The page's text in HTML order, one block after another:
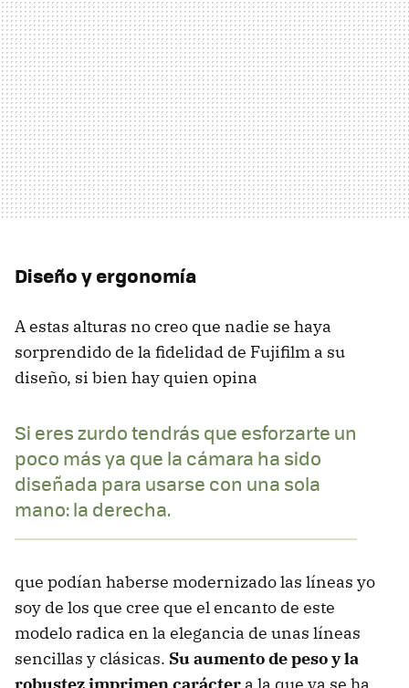
Diseño y ergonomía
A estas alturas no creo que nadie se haya
sorprendido de la fidelidad de Fujifilm a su
diseño, si bien hay quien opina
Si eres zurdo tendrás que esforzarte un
poco más ya que la cámara ha sido
diseñada para usarse con una sola
mano: la derecha.
que podían haberse modernizado las líneas yo
soy de los que cree que el encanto de este
modelo radica en la elegancia de unas líneas
sencillas y clásicas. Su aumento de peso y la